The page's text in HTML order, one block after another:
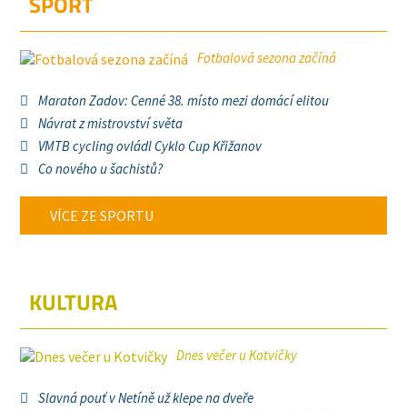
Fotbalová sezona začíná
Maraton Zadov: Cenné 38. místo mezi domácí elitou
Návrat z mistrovství světa
VMTB cycling ovládl Cyklo Cup Křižanov
Co nového u šachistů?
VÍCE ZE SPORTU
KULTURA
Dnes večer u Kotvičky
Slavná pouť v Netíně už klepe na dveře